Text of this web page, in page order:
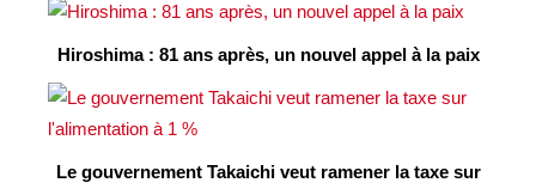
Hiroshima : 81 ans après, un nouvel appel à la paix
Le gouvernement Takaichi veut ramener la taxe sur